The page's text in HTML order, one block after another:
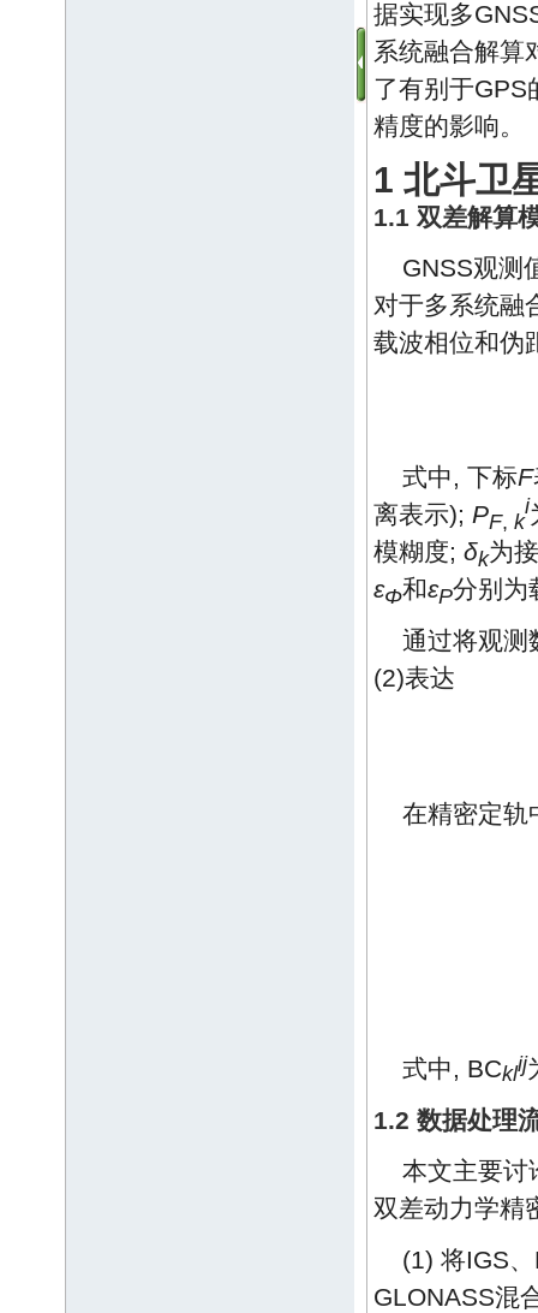
据实现多
系统融合解算
了有别于GPS
精度的影响。
1 北斗卫
1.1 双差解算
GNSS观测
对于多系统融
载波相位和伪
式中, 下标F
离表示); PF, k
i
模糊度; δk为
εΦ和εP分别为
通过将观测
(2)表达
在精密定轨
式中, BCklij
1.2 数据处理
本文主要讨
双差动力学精
(1) 将IGS
GLONASS混